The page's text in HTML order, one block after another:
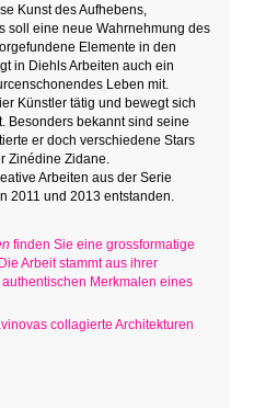
Kunst des Aufhebens,
soll eine neue Wahrnehmung des
Elemente in den
in Diehls Arbeiten auch ein
Leben mit.
Künstler tätig und bewegt sich
Besonders bekannt sind seine
er doch verschiedene Stars
Zinédine Zidane.
Arbeiten aus der Serie
2011 und 2013 entstanden.
finden Sie eine grossformatige
Arbeit stammt aus ihrer
Merkmalen eines
collagierte Architekturen